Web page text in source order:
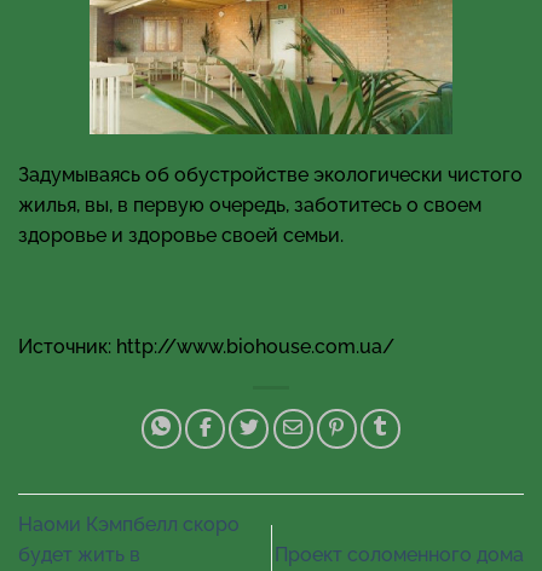
Задумываясь об обустройстве экологически чистого
жилья, вы, в первую очередь, заботитесь о своем
здоровье и здоровье своей семьи.
Источник: http://www.biohouse.com.ua/
Наоми Кэмпбелл скоро
будет жить в
Проект соломенного дома